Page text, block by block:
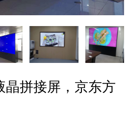
晶拼接屏，京东方